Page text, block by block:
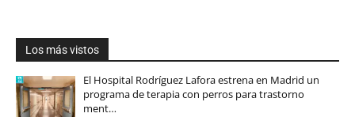
Los más vistos
El Hospital Rodríguez Lafora estrena en Madrid un
programa de terapia con perros para trastorno
ment…